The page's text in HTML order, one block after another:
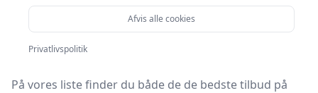
Velkommen til HandyGuiden! Vi har gjort arbejdet for
dig og udvalgt 4 af de bedste tandkransborepatroner
på markedet.
På vores liste finder du både de de bedste tilbud på
Afvis alle cookies
Privatlivspolitik